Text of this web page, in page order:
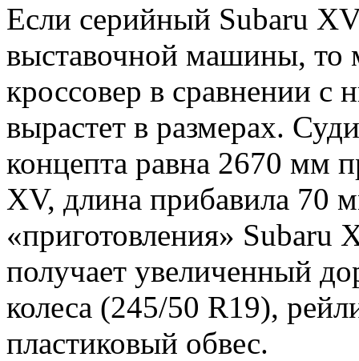
Если серийный Subaru
выставочной машины, то
кроссовер в сравнении
вырастет в размерах.
концепта равна 2670 мм
XV, длина прибавила 70
«приготовления» Subaru
получает увеличенный
колеса (245/50 R19),
пластиковый обвес.